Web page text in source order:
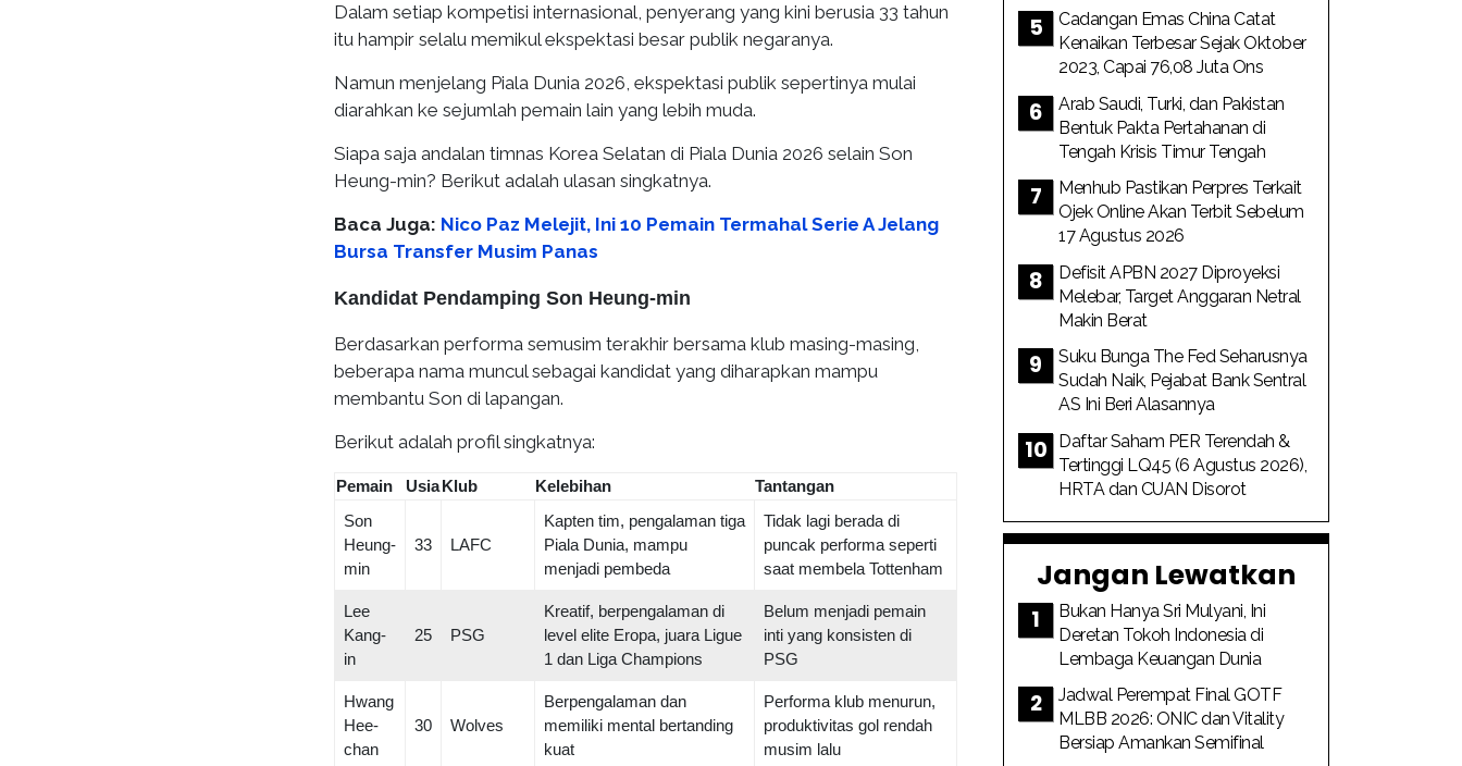
Dalam setiap kompetisi internasional, penyerang yang kini berusia 33 tahun
itu hampir selalu memikul ekspektasi besar publik negaranya.
Namun menjelang Piala Dunia 2026, ekspektasi publik sepertinya mulai
diarahkan ke sejumlah pemain lain yang lebih muda.
Siapa saja andalan timnas Korea Selatan di Piala Dunia 2026 selain Son
Heung-min? Berikut adalah ulasan singkatnya.
Baca Juga: Nico Paz Melejit, Ini 10 Pemain Termahal Serie A Jelang
Bursa Transfer Musim Panas
Kandidat Pendamping Son Heung-min
Berdasarkan performa semusim terakhir bersama klub masing-masing,
beberapa nama muncul sebagai kandidat yang diharapkan mampu
membantu Son di lapangan.
Berikut adalah profil singkatnya:
Pemain UsiaKlub Kelebihan
Tantangan
Son
Heung-
min
33 LAFC
Kapten tim, pengalaman tiga
Piala Dunia, mampu
menjadi pembeda
Tidak lagi berada di
puncak performa seperti
saat membela Tottenham
Lee
Kang-
in
25 PSG
Kreatif, berpengalaman di
level elite Eropa, juara Ligue
1 dan Liga Champions
Belum menjadi pemain
inti yang konsisten di
PSG
Hwang
Hee-
chan
30 Wolves
Berpengalaman dan
memiliki mental bertanding
kuat
Performa klub menurun,
produktivitas gol rendah
musim lalu
Cadangan Emas China Catat
Kenaikan Terbesar Sejak Oktober
2023, Capai 76,08 Juta Ons
Arab Saudi, Turki, dan Pakistan
Bentuk Pakta Pertahanan di
Tengah Krisis Timur Tengah
Menhub Pastikan Perpres Terkait
Ojek Online Akan Terbit Sebelum
17 Agustus 2026
Defisit APBN 2027 Diproyeksi
Melebar, Target Anggaran Netral
Makin Berat
Suku Bunga The Fed Seharusnya
Sudah Naik, Pejabat Bank Sentral
AS Ini Beri Alasannya
Daftar Saham PER Terendah &
Tertinggi LQ45 (6 Agustus 2026),
HRTA dan CUAN Disorot
Jangan Lewatkan
Bukan Hanya Sri Mulyani, Ini
Deretan Tokoh Indonesia di
Lembaga Keuangan Dunia
Jadwal Perempat Final GOTF
MLBB 2026: ONIC dan Vitality
Bersiap Amankan Semifinal